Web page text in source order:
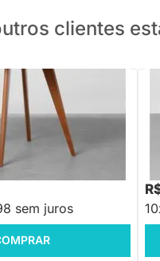
clientes
ENTREGA
Redonda Louro
sem juros